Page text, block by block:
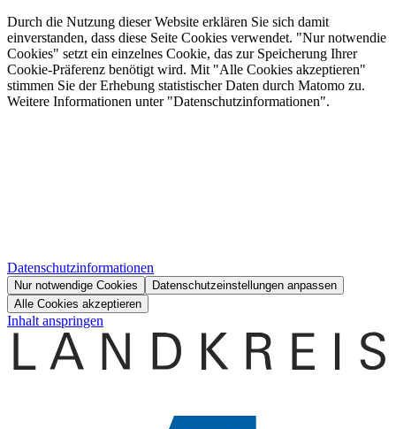
Durch die Nutzung dieser Website erklären Sie sich damit
einverstanden, dass diese Seite Cookies verwendet. "Nur notwendie
Cookies" setzt ein einzelnes Cookie, das zur Speicherung Ihrer
Cookie-Präferenz benötigt wird. Mit "Alle Cookies akzeptieren"
stimmen Sie der Erhebung statistischer Daten durch Matomo zu.
Weitere Informationen unter "Datenschutzinformationen".
Datenschutzinformationen
Nur notwendige Cookies
Datenschutzeinstellungen anpassen
Alle Cookies akzeptieren
Inhalt anspringen